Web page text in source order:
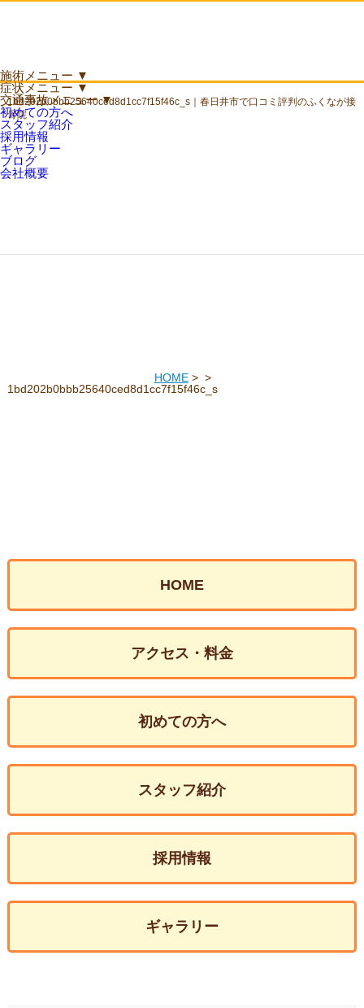
施術メニュー ▼
症状メニュー ▼
交通事故メニュー ▼
初めての方へ
スタッフ紹介
採用情報
ギャラリー
ブログ
会社概要
1bd202b0bbb25640ced8d1cc7f15f46c_s｜春日井市で口コミ評判のふくなが接
骨院
HOME> >
1bd202b0bbb25640ced8d1cc7f15f46c_s
HOME
アクセス・料金
初めての方へ
スタッフ紹介
採用情報
ギャラリー